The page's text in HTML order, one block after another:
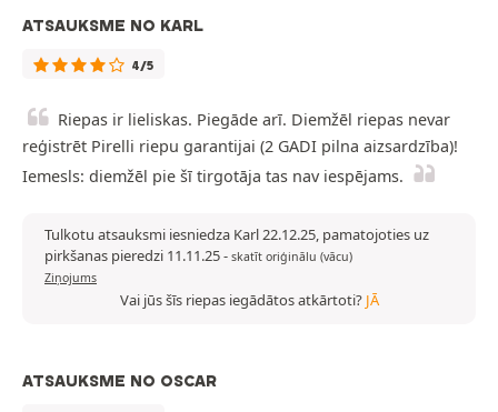
ATSAUKSME NO KARL
4/5
Riepas ir lieliskas. Piegāde arī. Diemžēl riepas nevar
reģistrēt Pirelli riepu garantijai (2 GADI pilna aizsardzība)!
Iemesls: diemžēl pie šī tirgotāja tas nav iespējams.
Tulkotu atsauksmi iesniedza Karl 22.12.25, pamatojoties uz
pirkšanas pieredzi 11.11.25- skatīt oriģinālu (vācu)
Ziņojums
Vai jūs šīs riepas iegādātos atkārtoti? JĀ
ATSAUKSME NO OSCAR